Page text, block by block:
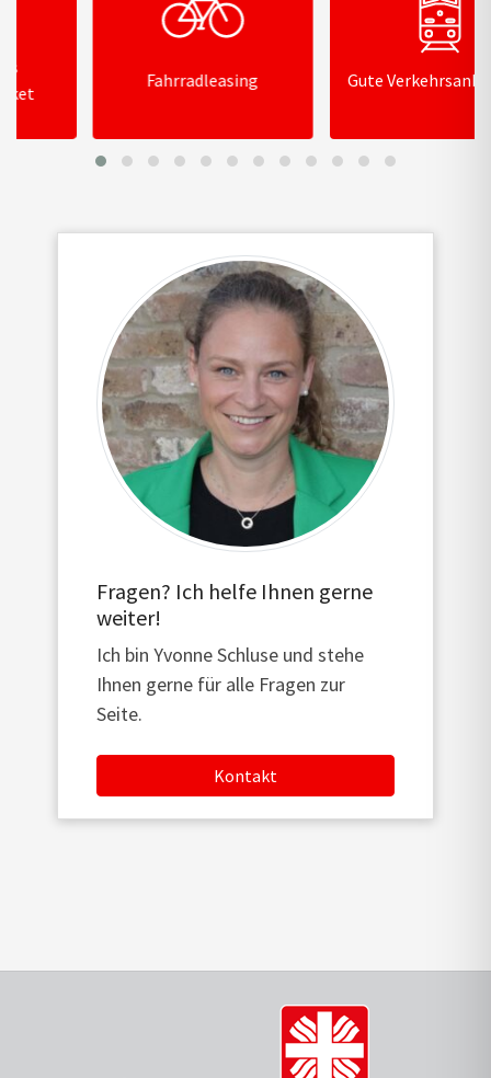
Fahrradleasing Gute Verkehrsanbindung
Fragen? Ich helfe Ihnen gerne
weiter!
Ich bin Yvonne Schluse und stehe
Ihnen gerne für alle Fragen zur
Seite.
Kontakt